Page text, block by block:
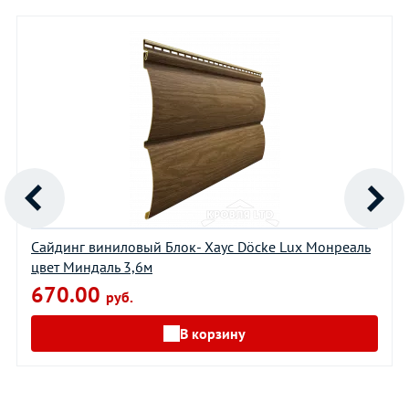
Сайдинг виниловый Блок- Хаус Döcke Lux Монреаль
цвет Миндаль 3,6м
670.00 руб.
В корзину